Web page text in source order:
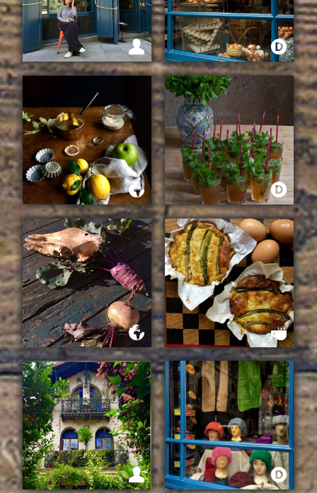
CON BOTAS DE AGUA
UN CENTENAR DE
HUEVOS
EN LA CAMPIÑA INGLESA
LA HISTORIA DE UN
MOJITO
UNA SEMANA EN EL
AMPURDAN
PLATOS DEL DIA
SORPRESA